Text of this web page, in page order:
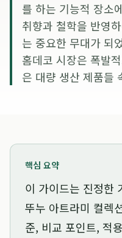
를 하는 기능적 장소
취향과 철학을 반영
는 중요한 무대가 되
홈데코 시장은 폭발
은 대량 생산 제품들
핵심 요약
이 가이드는 진정한
뚜누 아트라미 컬렉
준, 비교 포인트, 적